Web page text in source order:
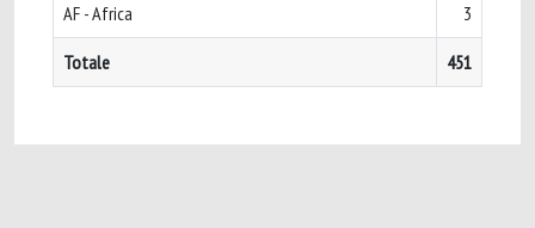
AF - Africa 3
Totale 451